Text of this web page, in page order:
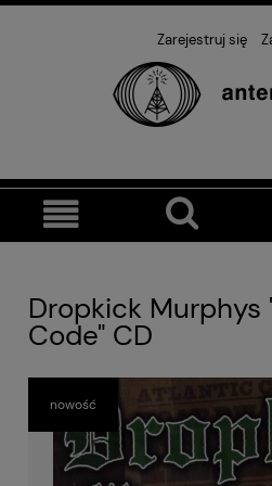
Zarejestruj się
Dropkick Murphys
Code" CD
nowość